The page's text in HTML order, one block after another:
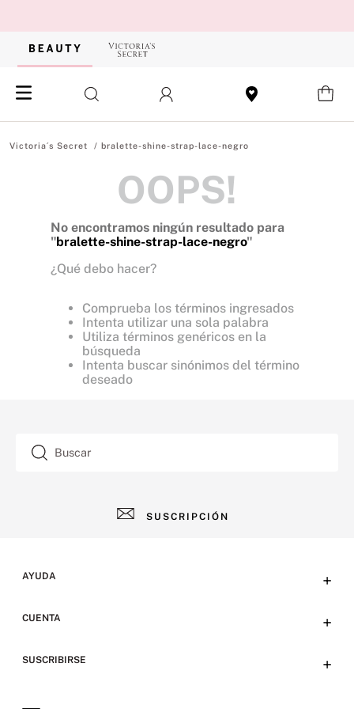
bralette-shine-strap-lace-negro
OOPS!
No encontramos ningún resultado para
"bralette-shine-strap-lace-negro"
¿Qué debo hacer?
Comprueba los términos ingresados
Intenta utilizar una sola palabra
Utiliza términos genéricos en la
búsqueda
Intenta buscar sinónimos del término
deseado
Buscar
SUSCRIPCIÓN
AYUDA +
Preguntas frecuentes
CUENTA +
SUSCRIBIRSE +